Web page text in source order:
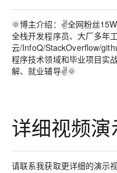
🌞博主介绍：✌全网粉丝
全栈开发程序员、大厂多年
云/InfoQ/StackOverflow/
程序技术领域和毕业项目实
解、就业辅导✌🌞
详细视频演
请联系我获取更详细的演示